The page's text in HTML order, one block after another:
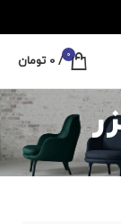
0
/
0 تومان